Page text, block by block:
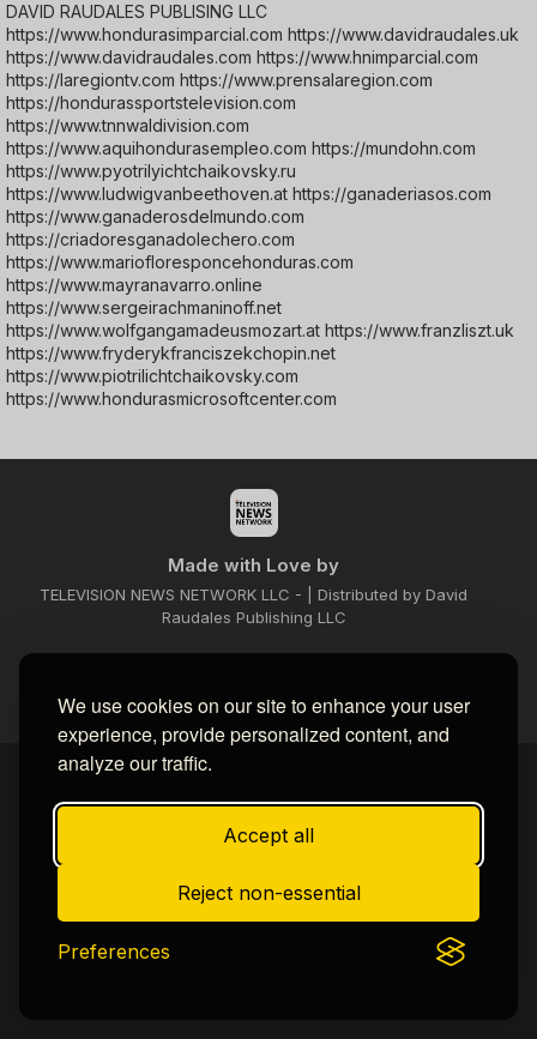
We use cookies on our site to enhance your user
experience, provide personalized content, and
analyze our traffic.
Accept all
Reject non-essential
Preferences
DAVID RAUDALES PUBLISING LLC
https://www.hondurasimparcial.com https://www.davidraudales.uk
https://www.davidraudales.com https://www.hnimparcial.com
https://laregiontv.com https://www.prensalaregion.com
https://hondurassportstelevision.com
https://www.tnnwaldivision.com
https://www.aquihondurasempleo.com https://mundohn.com
https://www.pyotrilyichtchaikovsky.ru
https://www.ludwigvanbeethoven.at https://ganaderiasos.com
https://www.ganaderosdelmundo.com
https://criadoresganadolechero.com
https://www.mariofloresponcehonduras.com
https://www.mayranavarro.online
https://www.sergeirachmaninoff.net
https://www.wolfgangamadeusmozart.at https://www.franzliszt.uk
https://www.fryderykfranciszekchopin.net
https://www.piotrilichtchaikovsky.com
https://www.hondurasmicrosoftcenter.com
Made with Love by
TELEVISION NEWS NETWORK LLC - | Distributed by David
Raudales Publishing LLC
| Distributed byBROOKSVILLE CLOUD
Home About